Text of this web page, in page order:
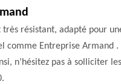
résistant, adapté pour
Entreprise Armand
n’hésitez pas à solliciter